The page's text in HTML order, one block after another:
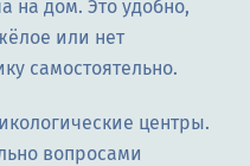
на дом. Это удобно,
или нет
самостоятельно.
центры.
вопросами